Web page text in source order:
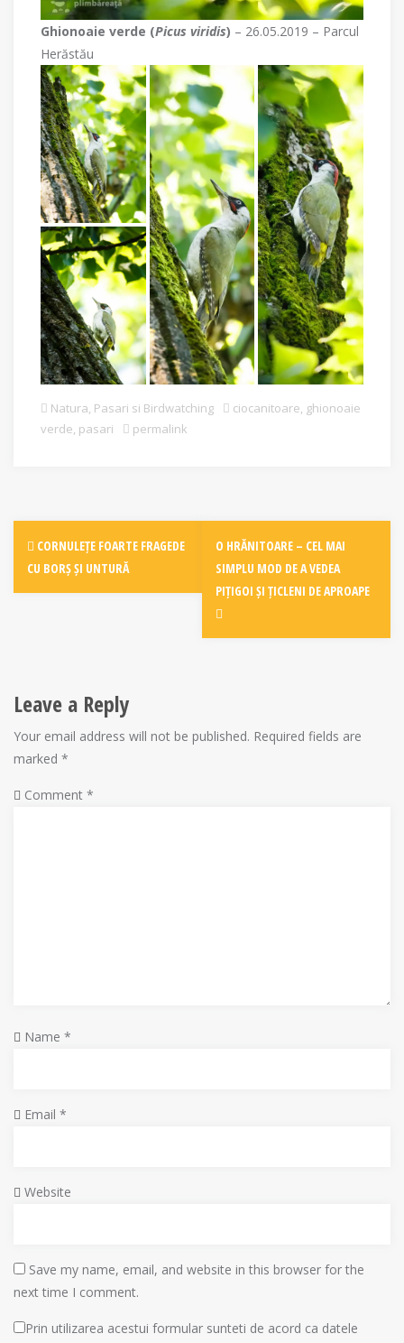
Ghionoaie verde (Picus viridis) – 26.05.2019 – Parcul
Herăstău
Natura, Pasari si Birdwatching ciocanitoare, ghionoaie
verde, pasari permalink
Post
navigation
CORNULEȚE FOARTE FRAGEDE
CU BORȘ ȘI UNTURĂ
O HRĂNITOARE – CEL MAI
SIMPLU MOD DE A VEDEA
PIȚIGOI ȘI ȚICLENI DE APROAPE
Leave a Reply
Your email address will not be published. Required fields are
marked *
Comment *
Name *
Email *
Website
Save my name, email, and website in this browser for the
next time I comment.
Prin utilizarea acestui formular sunteti de acord ca datele